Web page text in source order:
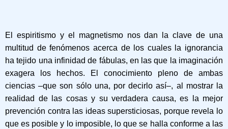
El espiritismo y el magnetismo nos dan la clave de una
multitud de fenómenos acerca de los cuales la ignorancia
ha tejido una infinidad de fábulas, en las que la imaginación
exagera los hechos. El conocimiento pleno de ambas
ciencias –que son sólo una, por decirlo así–, al mostrar la
realidad de las cosas y su verdadera causa, es la mejor
prevención contra las ideas supersticiosas, porque revela lo
que es posible y lo imposible, lo que se halla conforme a las